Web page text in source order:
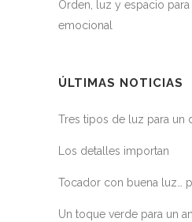
Orden, luz y espacio
emocional
ÚLTIMAS NOTICIAS
Tres tipos de luz para un
Los detalles importan
Tocador con buena luz…
Un toque verde para un